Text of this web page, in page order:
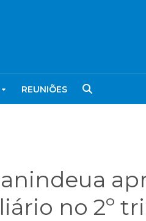
REUNIÕES
no 2º